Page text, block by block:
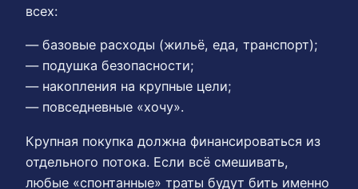
всех:
— базовые расходы (жильё, еда, транспорт);
— подушка безопасности;
— накопления на крупные цели;
— повседневные «хочу».
Крупная покупка должна финансироваться из
отдельного потока. Если всё смешивать,
любые «спонтанные» траты будут бить именно